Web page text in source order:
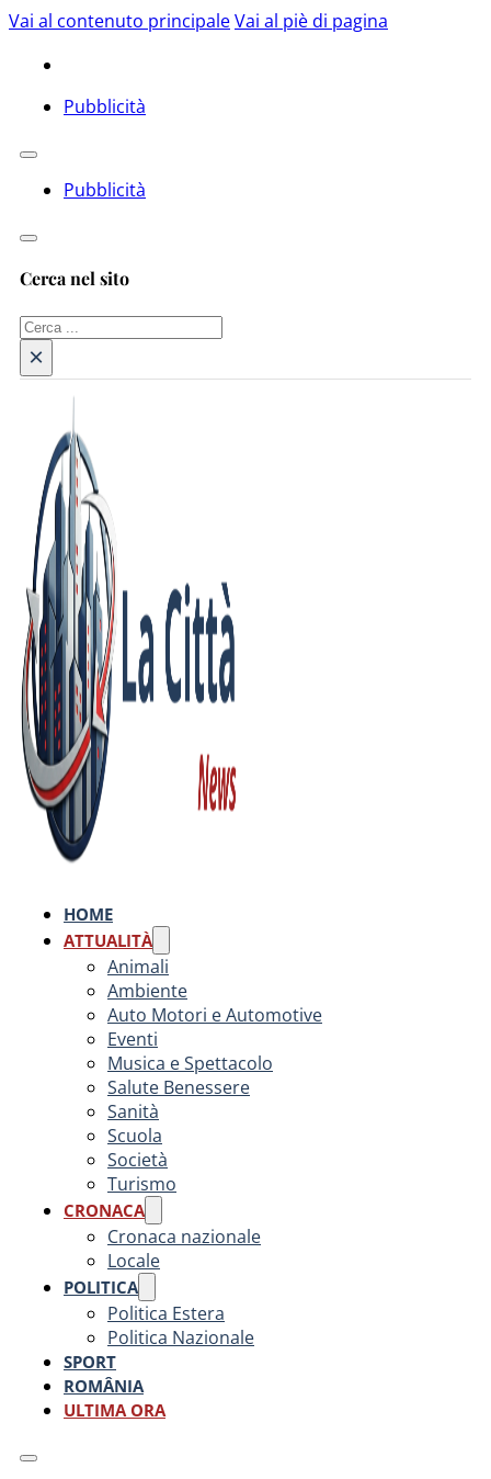
Vai al contenuto principaleVai al piè di pagina
Pubblicità
Pubblicità
Cerca nel sito
Cerca
×
HOME
ATTUALITÀ
Animali
Ambiente
Auto Motori e Automotive
Eventi
Musica e Spettacolo
Salute Benessere
Sanità
Scuola
Società
Turismo
CRONACA
Cronaca nazionale
Locale
POLITICA
Politica Estera
Politica Nazionale
SPORT
ROMÂNIA
ULTIMA ORA